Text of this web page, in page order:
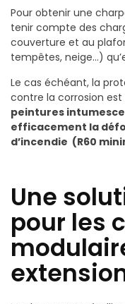
Pour obtenir une
tenir compte des
couverture et au
tempêtes, neige…)
Le cas échéant, la
contre la corrosion est
peintures
efficacement la
d’incendie (R60
Une
pour les